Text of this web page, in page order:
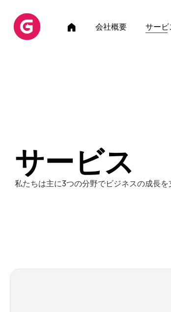
会社概要 サービ
サービス
私たちは主に3つの分野でビジネスの成長を